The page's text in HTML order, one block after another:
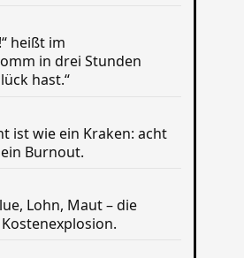
heißt im
in drei Stunden
hast.“
ist wie ein Kraken: acht
Burnout.
Lohn, Maut – die